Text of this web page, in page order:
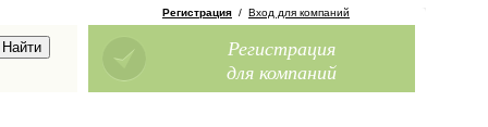
Регистрация / Вход для компаний
Регистрация
для компаний